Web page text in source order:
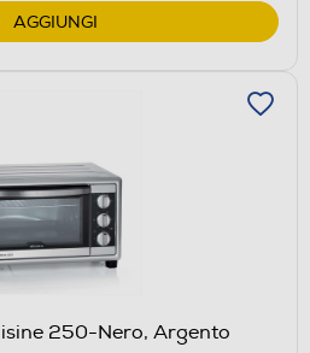
AGGIUNGI
250-Nero, Argento